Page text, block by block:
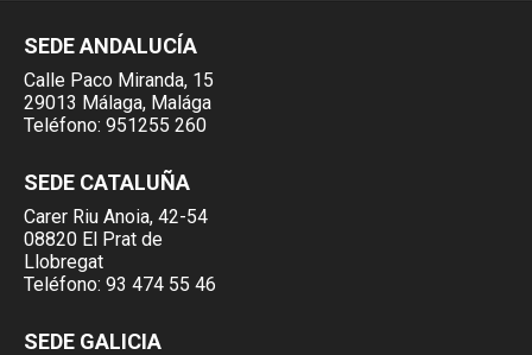
SEDE ANDALUCÍA
Calle Paco Miranda, 15
29013 Málaga, Malága
Teléfono: 951255 260
SEDE CATALUÑA
Carer Riu Anoia, 42-54
08820 El Prat de
Llobregat
Teléfono: 93 474 55 46
SEDE GALICIA